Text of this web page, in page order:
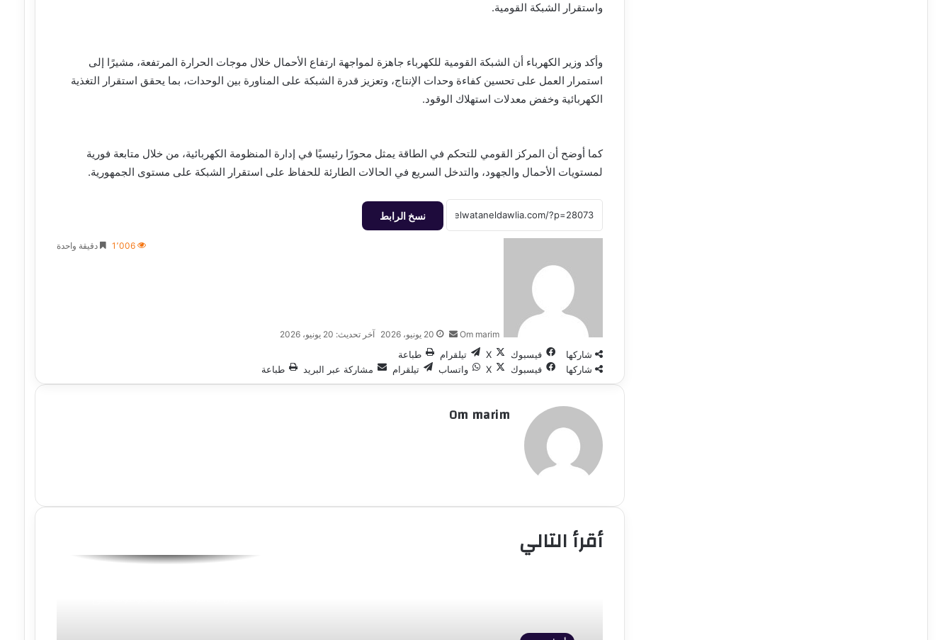
واستقرار الشبكة القومية.
وأكد وزير الكهرباء أن الشبكة القومية للكهرباء جاهزة لمواجهة ارتفاع الأحمال خلال موجات الحرارة المرتفعة، مشيرًا إلى
استمرار العمل على تحسين كفاءة وحدات الإنتاج، وتعزيز قدرة الشبكة على المناورة بين الوحدات، بما يحقق استقرار التغذية
الكهربائية وخفض معدلات استهلاك الوقود.
كما أوضح أن المركز القومي للتحكم في الطاقة يمثل محورًا رئيسيًا في إدارة المنظومة الكهربائية، من خلال متابعة فورية
لمستويات الأحمال والجهود، والتدخل السريع في الحالات الطارئة للحفاظ على استقرار الشبكة على مستوى الجمهورية.
نسخ الرابط
Om marim 20 يونيو، 2026 آخر تحديث: 20 يونيو، 2026
1٬006 دقيقة واحدة
شاركها فيسبوك ‫X تيلقرام
طباعة
شاركها
فيسبوك ‫X واتساب تيلقرام مشاركة عبر البريد طباعة
Om marim
أقرأ التالي